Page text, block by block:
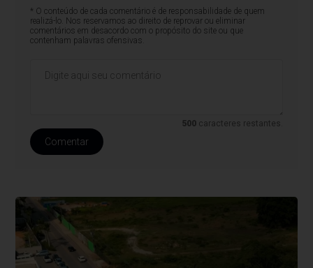
* O conteúdo de cada comentário é de responsabilidade de quem
realizá-lo. Nos reservamos ao direito de reprovar ou eliminar
comentários em desacordo com o propósito do site ou que
contenham palavras ofensivas.
500 caracteres restantes.
Comentar